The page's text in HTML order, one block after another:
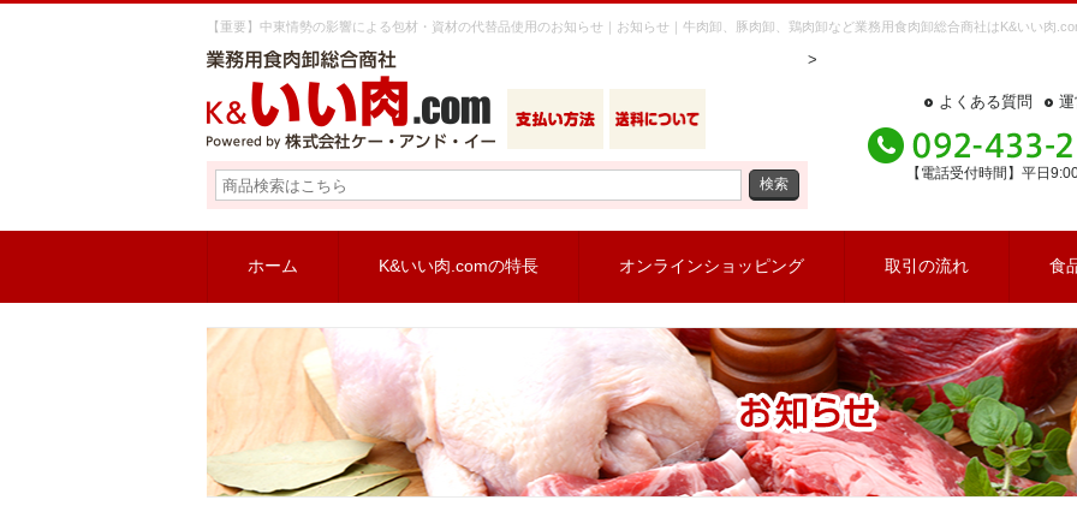
【重要】中東情勢の影響による包材・資材の代替品使用のお知らせ｜お知らせ｜牛肉卸、豚肉卸、鶏肉卸など業務用食肉卸総合商社はK&いい肉
検索
よくある質問
【電話受付時間】平日
>
ホーム K&いい肉.comの特長 オンラインショッピング 取引の流れ 食